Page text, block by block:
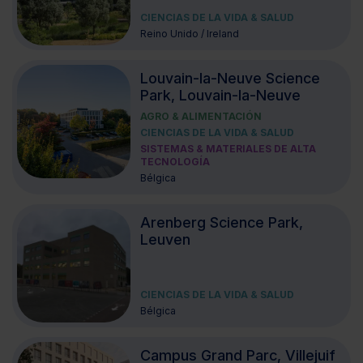
CIENCIAS DE LA VIDA & SALUD
Reino Unido / Ireland
AGRO & ALIMENTACIÓN
CIENCIAS DE LA VIDA & SALUD
SISTEMAS & MATERIALES DE ALTA
TECNOLOGÍA
Bélgica
Louvain-la-Neuve Science
Park, Louvain-la-Neuve
CIENCIAS DE LA VIDA & SALUD
Bélgica
Arenberg Science Park,
Leuven
Campus Grand Parc, Villejuif